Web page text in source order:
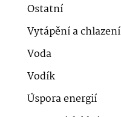
Ostatní
Vytápění a chlazení
Voda
Vodík
Úspora energií